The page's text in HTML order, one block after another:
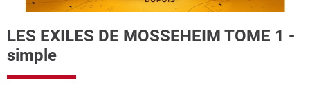
LES EXILES DE MOSSEHEIM TOME 1 -
simple